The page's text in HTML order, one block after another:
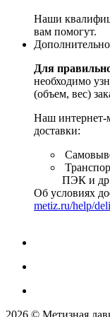
Наши
вам помогут.
Дополнительно
Для
необходимо
(объем, вес)
Наш интернет-
доставки:
ПЭК и
Об условиях
metiz.ru/help/
2026 © Метизная